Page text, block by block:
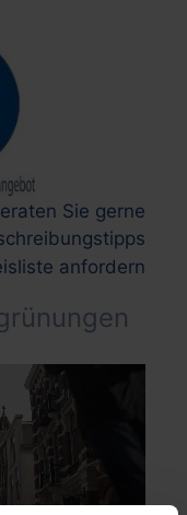
Sie gerne
anfordern